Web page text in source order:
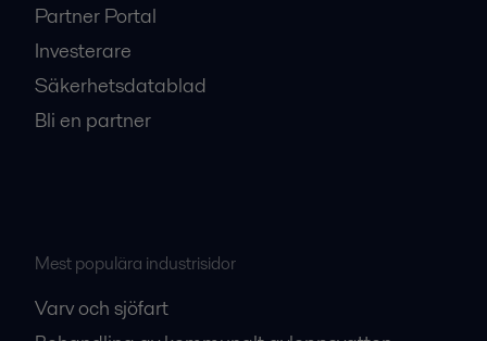
Partner Portal
Investerare
Säkerhetsdatablad
Bli en partner
Mest populära industrisidor
Varv och sjöfart